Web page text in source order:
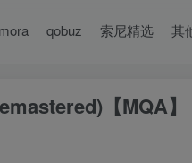
mora qobuz 索尼精选 其
【MQA】